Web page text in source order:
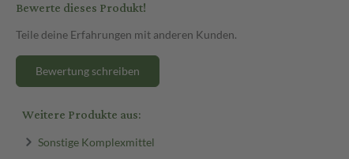
Bewerte dieses Produkt!
Teile deine Erfahrungen mit anderen Kunden.
Bewertung schreiben
Weitere Produkte aus:
Sonstige Komplexmittel